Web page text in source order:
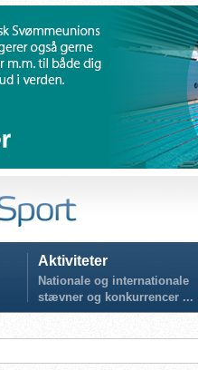
Aktiviteter
Nationale og internationale
stævner og konkurrencer ...